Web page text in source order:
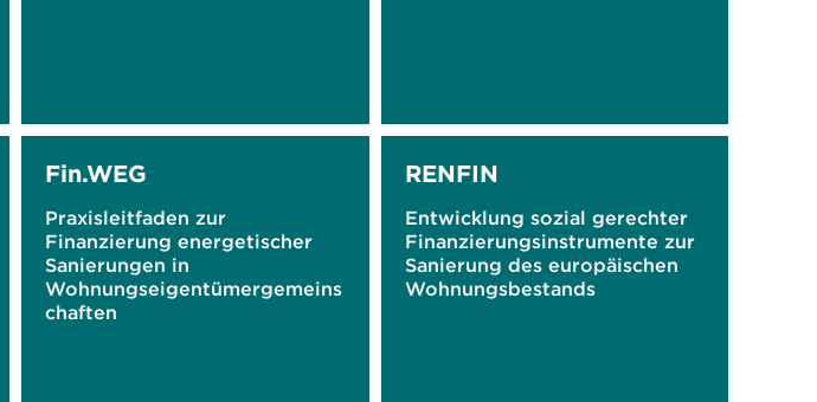
Fin.WEG
Praxisleitfaden zur
Finanzierung energetischer
Sanierungen in
Wohnungseigentümergemeins
chaften
RENFIN
Entwicklung sozial gerechter
Finanzierungsinstrumente zur
Sanierung des europäischen
Wohnungsbestands